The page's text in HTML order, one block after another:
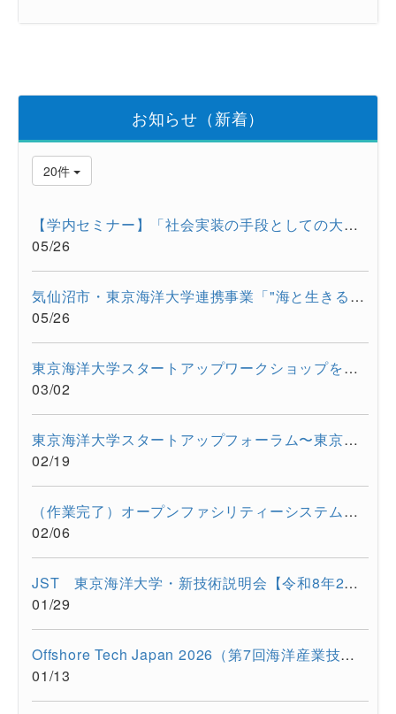
お知らせ（新着）
20件
【学内セミナー】「社会実装の手段としての大学発スタートアップ...
05/26
気仙沼市・東京海洋大学連携事業「"海と生きる"連続水産セミナー...
05/26
東京海洋大学スタートアップワークショップを開催しました。
03/02
東京海洋大学スタートアップフォーラム〜東京都大学発スタートア...
02/19
（作業完了）オープンファシリティーシステムの一時停止について...
02/06
JST 東京海洋大学・新技術説明会【令和8年2月17日 オンライン開...
01/29
Offshore Tech Japan 2026（第7回海洋産業技術展） に出展します...
01/13